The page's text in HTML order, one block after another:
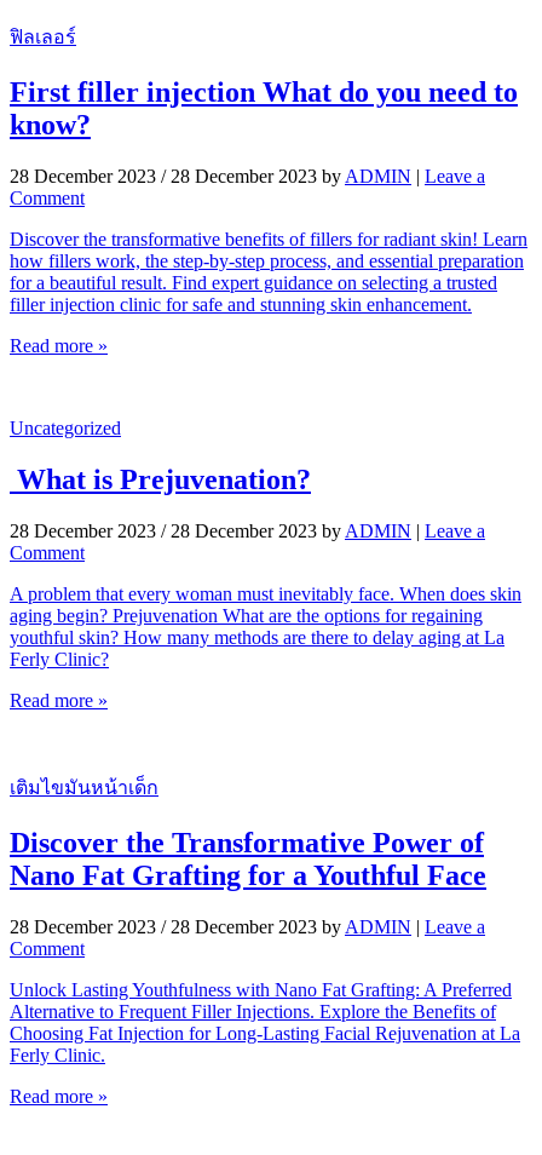
ฟิลเลอร์
First filler injection What do you need to
know?
28 December 2023 / 28 December 2023 by ADMIN | Leave a
Comment
Discover the transformative benefits of fillers for radiant skin! Learn
how fillers work, the step-by-step process, and essential preparation
for a beautiful result. Find expert guidance on selecting a trusted
filler injection clinic for safe and stunning skin enhancement.
Read more »
Uncategorized
What is Prejuvenation?
28 December 2023 / 28 December 2023 by ADMIN | Leave a
Comment
A problem that every woman must inevitably face. When does skin
aging begin? Prejuvenation What are the options for regaining
youthful skin? How many methods are there to delay aging at La
Ferly Clinic?
Read more »
เติมไขมันหน้าเด็ก
Discover the Transformative Power of
Nano Fat Grafting for a Youthful Face
28 December 2023 / 28 December 2023 by ADMIN | Leave a
Comment
Unlock Lasting Youthfulness with Nano Fat Grafting: A Preferred
Alternative to Frequent Filler Injections. Explore the Benefits of
Choosing Fat Injection for Long-Lasting Facial Rejuvenation at La
Ferly Clinic.
Read more »